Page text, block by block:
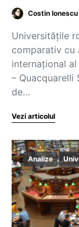
Costin Ionescu
Universitățile
comparativ cu
internațional
– Quacquarelli
de…
Vezi articolul
Analize